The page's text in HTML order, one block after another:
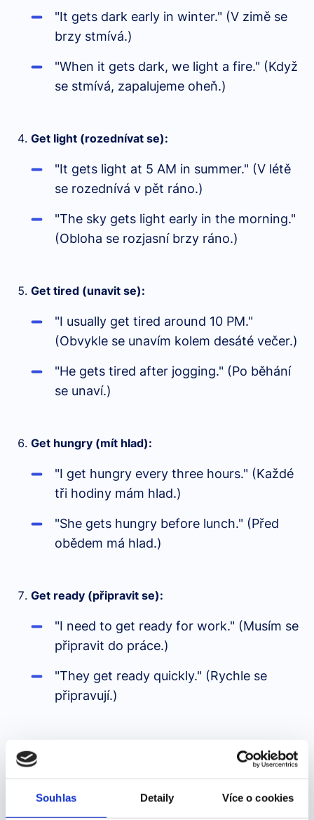
Souhlas Detaily Více o cookies
"It gets dark early in winter." (V zimě se
brzy stmívá.)
"When it gets dark, we light a fire." (Když
se stmívá, zapalujeme oheň.)
Get light (rozednívat se):
"It gets light at 5 AM in summer." (V létě
se rozednívá v pět ráno.)
"The sky gets light early in the morning."
(Obloha se rozjasní brzy ráno.)
Get tired (unavit se):
"I usually get tired around 10 PM."
(Obvykle se unavím kolem desáté večer.)
"He gets tired after jogging." (Po běhání
se unaví.)
Get hungry (mít hlad):
"I get hungry every three hours." (Každé
tři hodiny mám hlad.)
"She gets hungry before lunch." (Před
obědem má hlad.)
Get ready (připravit se):
"I need to get ready for work." (Musím se
připravit do práce.)
"They get ready quickly." (Rychle se
připravují.)
Get better (zlepšit se):
"I hope you get better soon." (Doufám, že
se brzy uzdravíš.)